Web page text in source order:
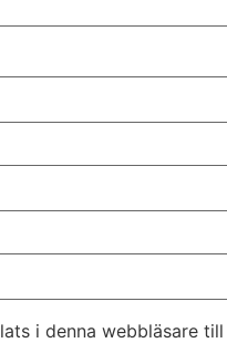
i denna webbläsare